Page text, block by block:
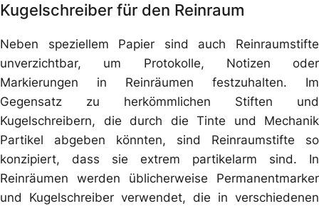
Kugelschreiber für den Reinraum
Neben speziellem Papier sind auch Reinraumstifte
unverzichtbar, um Protokolle, Notizen oder
Markierungen in Reinräumen festzuhalten. Im
Gegensatz zu herkömmlichen Stiften und
Kugelschreibern, die durch die Tinte und Mechanik
Partikel abgeben könnten, sind Reinraumstifte so
konzipiert, dass sie extrem partikelarm sind. In
Reinräumen werden üblicherweise Permanentmarker
und Kugelschreiber verwendet, die in verschiedenen